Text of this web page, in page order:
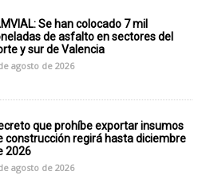
Se han colocado 7 mil
de asfalto en sectores del
y sur de Valencia
agosto de 2026
que prohíbe exportar insumos
construcción regirá hasta diciembre
2026
agosto de 2026